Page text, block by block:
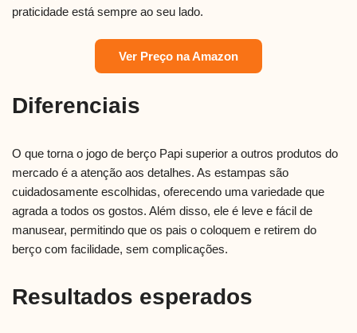
praticidade está sempre ao seu lado.
Ver Preço na Amazon
Diferenciais
O que torna o jogo de berço Papi superior a outros produtos do
mercado é a atenção aos detalhes. As estampas são
cuidadosamente escolhidas, oferecendo uma variedade que
agrada a todos os gostos. Além disso, ele é leve e fácil de
manusear, permitindo que os pais o coloquem e retirem do
berço com facilidade, sem complicações.
Resultados esperados